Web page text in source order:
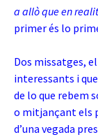
a allò que en
primer és lo
Dos missatges,
interessants i
de lo que rebem
o mitjançant els
d’una vegada